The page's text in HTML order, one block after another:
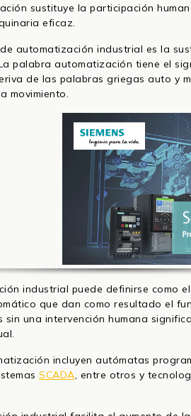
sustituye la participación
eficaz.
automatización industrial es la
palabra automatización tiene el
de las palabras griegas auto y
movimiento.
industrial puede definirse como
que dan como resultado el
sin una intervención humana
incluyen autómatas
SCADA, entre otros y